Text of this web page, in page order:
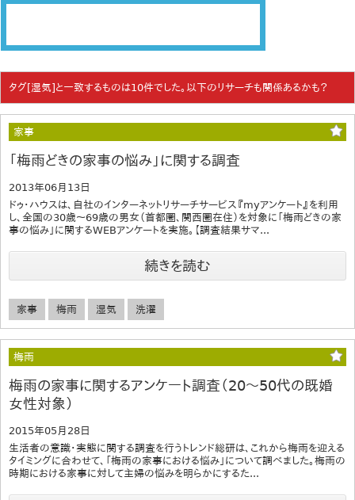
タグ[湿気]と一致するものは10件でした。以下のリサーチも関係あるかも？
家事
「梅雨どきの家事の悩み」に関する調査
2013年06月13日
ドゥ・ハウスは、自社のインターネットリサーチサービス『myアンケート』を利用
し、全国の30歳～69歳の男女（首都圏、関西圏在住）を対象に「梅雨どきの家
事の悩み」に関するWEBアンケートを実施。【調査結果サマ...
続きを読む
家事 梅雨 湿気 洗濯
梅雨
梅雨の家事に関するアンケート調査（20～50代の既婚
女性対象）
2015年05月28日
生活者の意識・実態に関する調査を行うトレンド総研は、これから梅雨を迎える
タイミングに合わせて、「梅雨の家事における悩み」について調べました。梅雨の
時期における家事に対して主婦の悩みを明らかにするた...